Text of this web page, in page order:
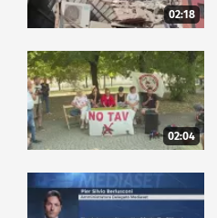
02:18
02:04